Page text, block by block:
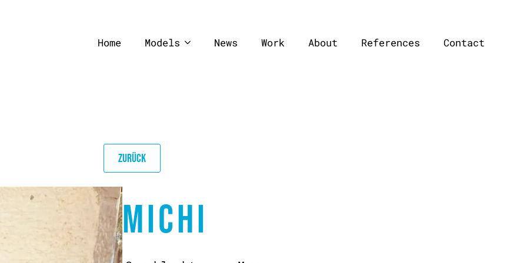
Home Models News Work About References Contact
ZURÜCK
MICHI